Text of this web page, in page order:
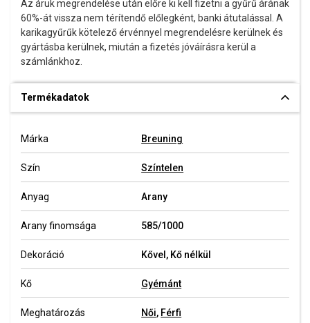
Az áruk megrendelése után előre ki kell fizetni a gyűrű árának
60%-át vissza nem térítendő előlegként, banki átutalással. A
karikagyűrűk kötelező érvénnyel megrendelésre kerülnek és
gyártásba kerülnek, miután a fizetés jóváírásra kerül a
számlánkhoz.
Termékadatok
Márka Breuning
Szín Színtelen
Anyag Arany
Arany finomsága 585/1000
Dekoráció Kővel, Kő nélkül
Kő Gyémánt
Meghatározás Női, Férfi